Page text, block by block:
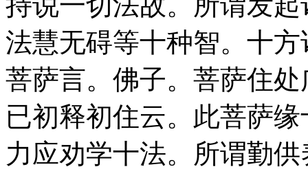
法慧无碍等十种智。十
菩萨言。佛子。菩萨住
已初释初住云。此菩萨
力应劝学十法。所谓勤